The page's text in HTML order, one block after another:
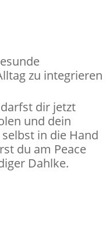
zu integrieren
dir jetzt
und dein
in die Hand
du am Peace
Dahlke.